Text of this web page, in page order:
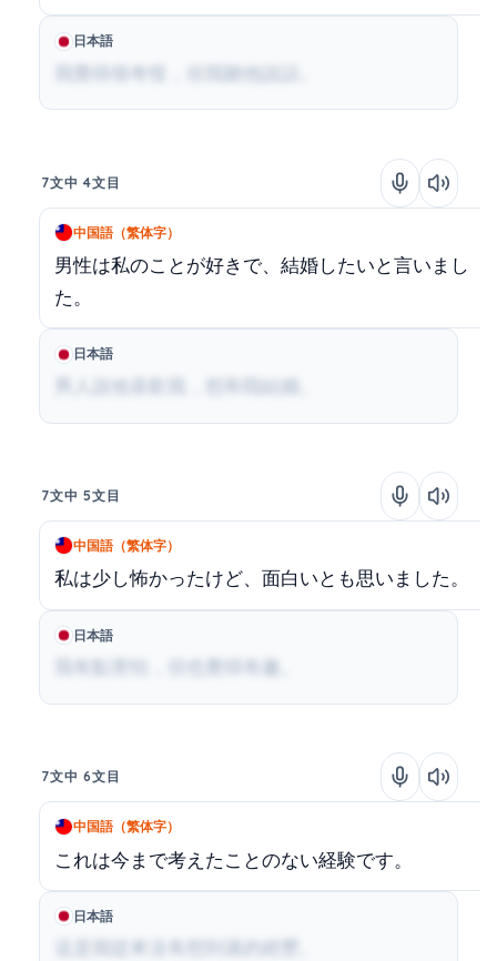
日本語
我覺得很奇怪，但我聽他說話。
7文中 4文目
中国語（繁体字）
男性は私のことが好きで、結婚したいと言いまし
た。
日本語
男人說他喜歡我，想和我結婚。
7文中 5文目
中国語（繁体字）
私は少し怖かったけど、面白いとも思いました。
日本語
我有點害怕，但也覺得有趣。
7文中 6文目
中国語（繁体字）
これは今まで考えたことのない経験です。
日本語
這是我從來沒有想到過的經歷。